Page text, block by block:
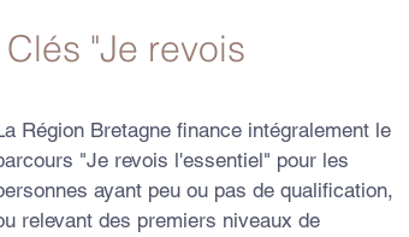
"Je revois
Région Bretagne finance intégralement le
"Je revois l'essentiel" pour les
ayant peu ou pas de qualification,
relevant des premiers niveaux de